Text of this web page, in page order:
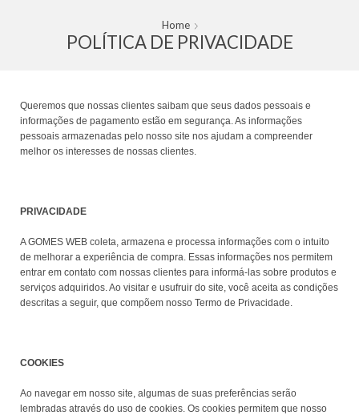
Home
POLÍTICA DE PRIVACIDADE
Queremos que nossas clientes saibam que seus dados pessoais e
informações de pagamento estão em segurança. As informações
pessoais armazenadas pelo nosso site nos ajudam a compreender
melhor os interesses de nossas clientes.
PRIVACIDADE
A GOMES WEB coleta, armazena e processa informações com o intuito
de melhorar a experiência de compra. Essas informações nos permitem
entrar em contato com nossas clientes para informá-las sobre produtos e
serviços adquiridos. Ao visitar e usufruir do site, você aceita as condições
descritas a seguir, que compõem nosso Termo de Privacidade.
COOKIES
Ao navegar em nosso site, algumas de suas preferências serão
lembradas através do uso de cookies. Os cookies permitem que nosso